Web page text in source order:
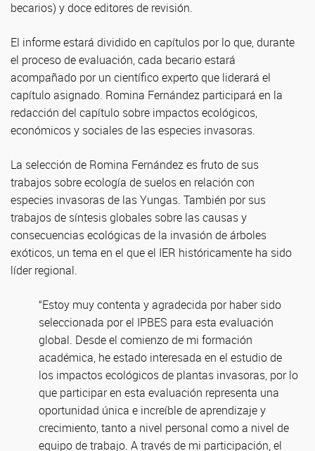
becarios) y doce editores de revisión.
El informe estará dividido en capítulos por lo que, durante
el proceso de evaluación, cada becario estará
acompañado por un científico experto que liderará el
capítulo asignado. Romina Fernández participará en la
redacción del capítulo sobre impactos ecológicos,
económicos y sociales de las especies invasoras.
La selección de Romina Fernández es fruto de sus
trabajos sobre ecología de suelos en relación con
especies invasoras de las Yungas. También por sus
trabajos de síntesis globales sobre las causas y
consecuencias ecológicas de la invasión de árboles
exóticos, un tema en el que el IER históricamente ha sido
líder regional.
“Estoy muy contenta y agradecida por haber sido
seleccionada por el IPBES para esta evaluación
global. Desde el comienzo de mi formación
académica, he estado interesada en el estudio de
los impactos ecológicos de plantas invasoras, por lo
que participar en esta evaluación representa una
oportunidad única e increíble de aprendizaje y
crecimiento, tanto a nivel personal como a nivel de
equipo de trabajo. A través de mi participación, el